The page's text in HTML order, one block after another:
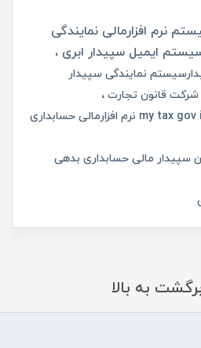
نرم افزارمالی نمایندگی
ایمیل سپیدار ابری
نمایندگی سپیدار
شرکت قانون تجارت
سپیدار مالی حسابداری بدهی
به بالا